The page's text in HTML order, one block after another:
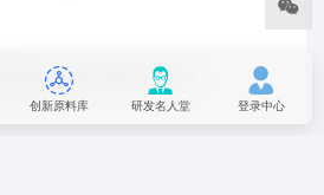
版权所有 粤ICP2024350757
创新原料库 研发名人堂 登录中心